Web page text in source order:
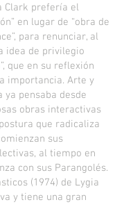
Clark prefería el
en lugar de “obra de
para renunciar, al
idea de privilegio
que en su reflexión
importancia. Arte y
ya pensaba desde
obras interactivas
que radicaliza
sus
al tiempo en
con sus Parangolés.
(1974) de Lygia
y tiene una gran